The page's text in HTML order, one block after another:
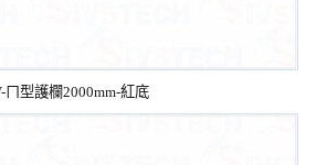
ㄇ型護欄2000mm-紅底